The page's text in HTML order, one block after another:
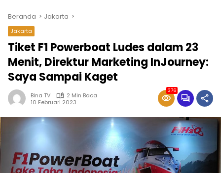
Beranda Jakarta
Jakarta
Tiket F1 Powerboat Ludes dalam 23
Menit, Direktur Marketing InJourney:
Saya Sampai Kaget
Bina TV
2 Min Baca
10 Februari 2023
376